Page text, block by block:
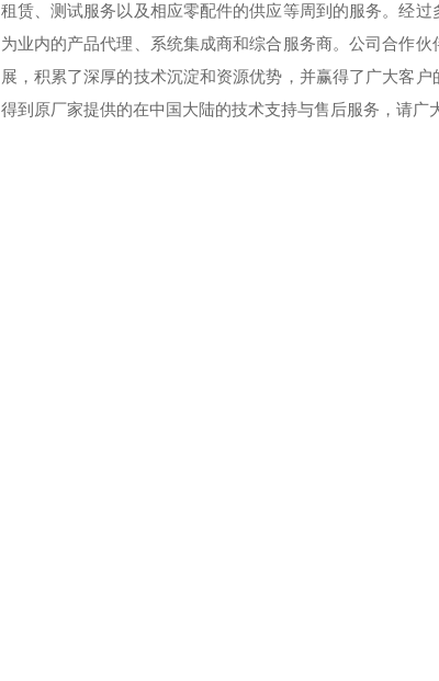
租赁、测试服务以及相应零配件的供应等周到的服务。经
为业内的产品代理、系统集成商和综合服务商。公司合作
展，积累了深厚的技术沉淀和资源优势，并赢得了广大客
得到原厂家提供的在中国大陆的技术支持与售后服务，请广